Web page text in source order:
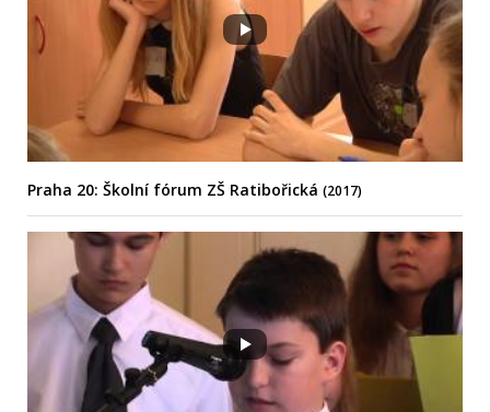
Praha 20: Školní fórum ZŠ Ratibořická (2017)